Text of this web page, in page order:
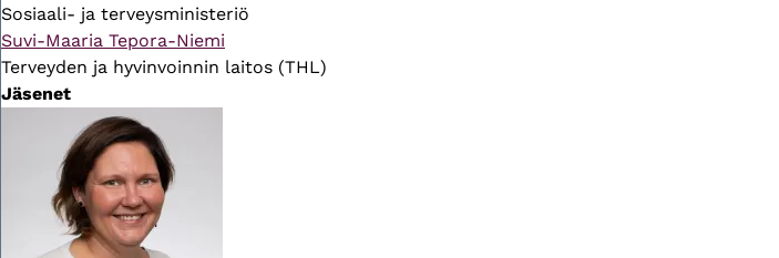
Sosiaali- ja terveysministeriö
Suvi-Maaria Tepora-Niemi
Terveyden ja hyvinvoinnin laitos (THL)
Jäsenet